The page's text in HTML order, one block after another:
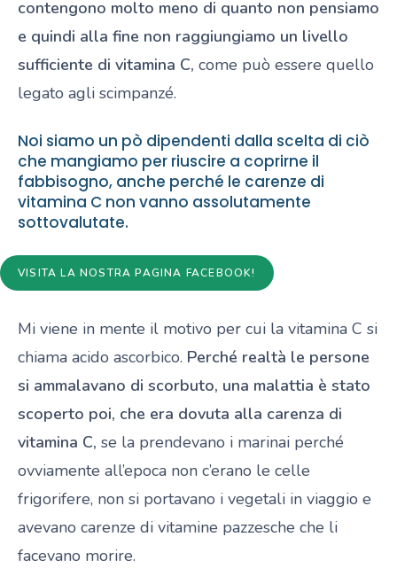
contengono molto meno di quanto non pensiamo
e quindi alla fine non raggiungiamo un livello
sufficiente di vitamina C, come può essere quello
legato agli scimpanzé.
Noi siamo un pò dipendenti dalla scelta di ciò
che mangiamo per riuscire a coprirne il
fabbisogno, anche perché le carenze di
vitamina C non vanno assolutamente
sottovalutate.
VISITA LA NOSTRA PAGINA FACEBOOK!
Mi viene in mente il motivo per cui la vitamina C si
chiama acido ascorbico. Perché realtà le persone
si ammalavano di scorbuto, una malattia è stato
scoperto poi, che era dovuta alla carenza di
vitamina C, se la prendevano i marinai perché
ovviamente all’epoca non c’erano le celle
frigorifere, non si portavano i vegetali in viaggio e
avevano carenze di vitamine pazzesche che li
facevano morire.